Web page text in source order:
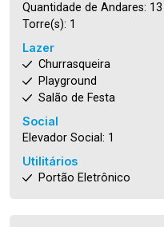
Quantidade de Andares: 13
Torre(s): 1
Lazer
Churrasqueira
Playground
Salão de Festa
Social
Elevador Social: 1
Utilitários
Portão Eletrônico